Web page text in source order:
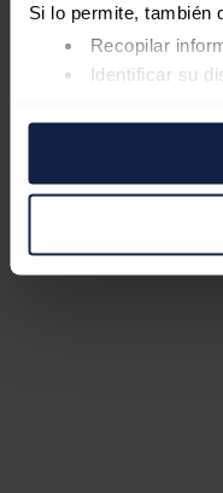
Si lo permite, también
Recopilar
Identificar su
Las cookies de este
pueden combinarla